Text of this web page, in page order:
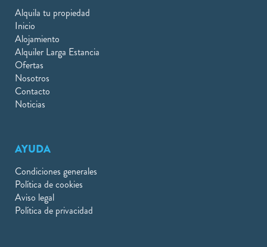
Alquila tu propiedad
Inicio
Alojamiento
Alquiler Larga Estancia
Ofertas
Nosotros
Contacto
Noticias
AYUDA
Condiciones generales
Política de cookies
Aviso legal
Política de privacidad